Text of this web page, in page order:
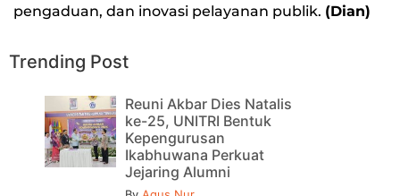
pengaduan, dan inovasi pelayanan publik. (Dian)
Trending Post
Reuni Akbar Dies Natalis
ke-25, UNITRI Bentuk
Kepengurusan
Ikabhuwana Perkuat
Jejaring Alumni